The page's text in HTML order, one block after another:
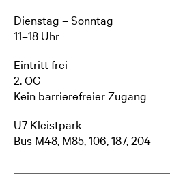
Ausstellenden eint der Status
künstlerische Begabung.
Fotos © Gerhard Haug
Dienstag – Sonntag
11–18 Uhr
Eintritt frei
2. OG
Kein barrierefreier Zugang
U7 Kleistpark
Bus M48, M85, 106, 187, 204